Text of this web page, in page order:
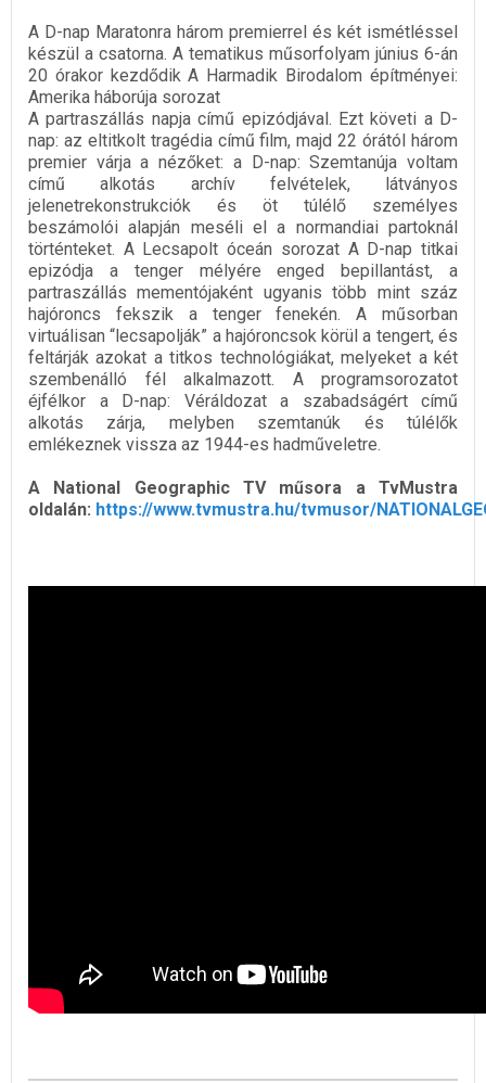
A D-nap Maratonra három premierrel és két ismétléssel
készül a csatorna. A tematikus műsorfolyam június 6-án
20 órakor kezdődik A Harmadik Birodalom építményei:
Amerika háborúja sorozat
A partraszállás napja című epizódjával. Ezt követi a D-
nap: az eltitkolt tragédia című film, majd 22 órától három
premier várja a nézőket: a D-nap: Szemtanúja voltam
című alkotás archív felvételek, látványos
jelenetrekonstrukciók és öt túlélő személyes
beszámolói alapján meséli el a normandiai partoknál
történteket. A Lecsapolt óceán sorozat A D-nap titkai
epizódja a tenger mélyére enged bepillantást, a
partraszállás mementójaként ugyanis több mint száz
hajóroncs fekszik a tenger fenekén. A műsorban
virtuálisan “lecsapolják” a hajóroncsok körül a tengert, és
feltárják azokat a titkos technológiákat, melyeket a két
szembenálló fél alkalmazott. A programsorozatot
éjfélkor a D-nap: Véráldozat a szabadságért című
alkotás zárja, melyben szemtanúk és túlélők
emlékeznek vissza az 1944-es hadműveletre.
A National Geographic TV műsora a TvMustra
oldalán: https://www.tvmustra.hu/tvmusor/